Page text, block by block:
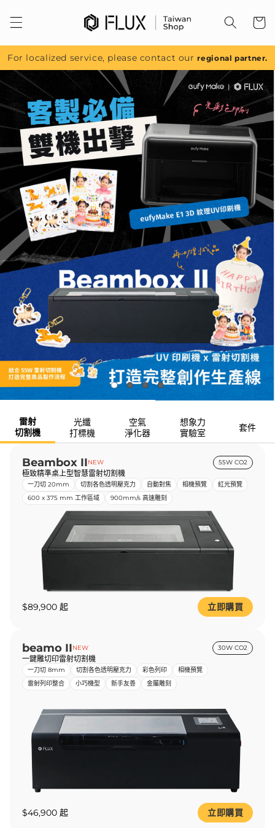
容
For localized service, please contact ourregional partner.
雷射
切割機
光纖
打標機
空氣
淨化器
想象力
實驗室
套件
Beambox IINEW 55W CO2
極致精準桌上型智慧雷射切割機
一刀切 20mm 切割各色透明壓克力 自動對焦 相機預覽
紅光預覽
600 x 375 mm 工作區域
900mm/s 高速雕刻
$89,900 起 立即購買
beamo IINEW 30W CO2
一鍵雕切印雷射切割機
一刀切 8mm 切割各色透明壓克力 彩色列印
相機預覽
雷射列印整合
小巧機型 新手友善 金屬雕刻
$46,900 起 立即購買